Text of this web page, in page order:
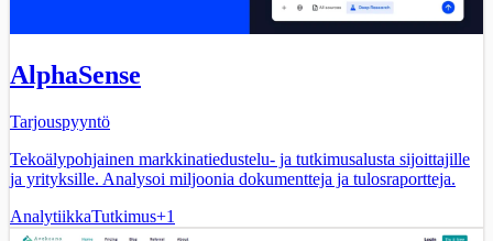
AlphaSense
Tarjouspyyntö
Tekoälypohjainen markkinatiedustelu- ja tutkimusalusta sijoittajille
ja yrityksille. Analysoi miljoonia dokumentteja ja tulosraportteja.
AnalytiikkaTutkimus+1